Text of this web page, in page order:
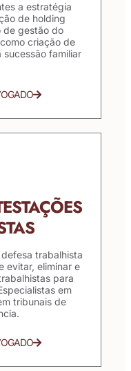
a estratégia
de holding
de gestão do
criação de
sucessão familiar
trabalhista
evitar, eliminar e
para
em
tribunais de